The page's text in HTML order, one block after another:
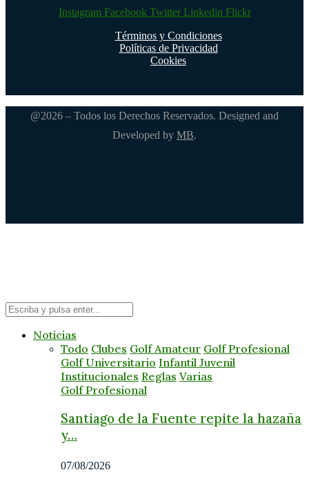
Instagram Facebook Twitter Linkedin Flickr
Términos y Condiciones
Políticas de Privacidad
Cookies
@2026 – Todos los Derechos Reservados. Designed and
Developed by MB.
Noticias
Todo Clubes Golf Amateur Golf Profesional
Golf Universitario Infantil Juvenil
Institucionales Reglas Varias
Golf Profesional
Santiago de la Fuente repite la hazaña
y…
07/08/2026